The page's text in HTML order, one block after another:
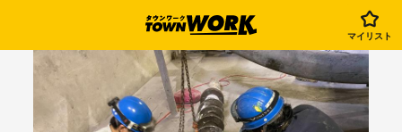
マイリスト